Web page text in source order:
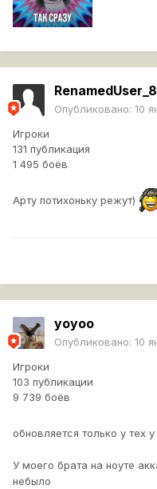
Опубликовано: 10
Игроки
131 публикация
1 495 боёв
Арту потихоньку режут)
yoyoo
Опубликовано: 10
Игроки
103 публикации
9 739 боёв
обновляется только у тех
У моего брата на ноуте
небыло